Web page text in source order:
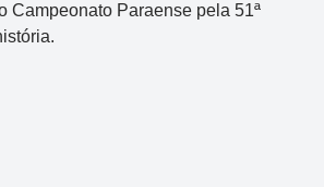
Campeonato Paraense pela 51ª